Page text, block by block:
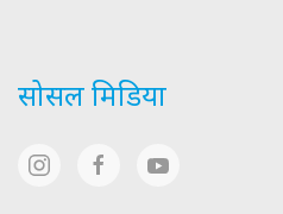
सोसल मिडिया